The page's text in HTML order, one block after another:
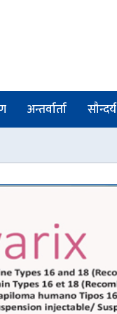
अन्तर्वार्ता सौन्दर्य